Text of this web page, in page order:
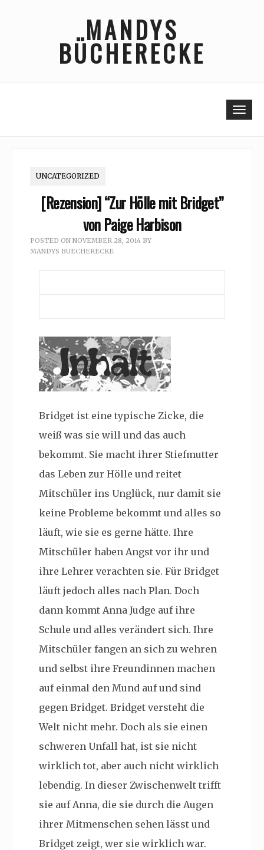
MANDYS
BÜCHERECKE
UNCATEGORIZED
[Rezension] “Zur Hölle mit Bridget”
von Paige Harbison
POSTED ON NOVEMBER 28, 2014 BY
MANDYS BUECHERECKE
Bridget ist eine typische Zicke, die
weiß was sie will und das auch
bekommt. Sie macht ihrer Stiefmutter
das Leben zur Hölle und reitet
Mitschüler ins Unglück, nur damit sie
keine Probleme bekommt und alles so
läuft, wie sie es gerne hätte. Ihre
Mitschüler haben Angst vor ihr und
ihre Lehrer verachten sie. Für Bridget
läuft jedoch alles nach Plan. Doch
dann kommt Anna Judge auf ihre
Schule und alles verändert sich. Ihre
Mitschüler fangen an sich zu wehren
und selbst ihre Freundinnen machen
auf einmal den Mund auf und sind
gegen Bridget. Bridget versteht die
Welt nicht mehr. Doch als sie einen
schweren Unfall hat, ist sie nicht
wirklich tot, aber auch nicht wirklich
lebendig. In dieser Zwischenwelt trifft
sie auf Anna, die sie durch die Augen
ihrer Mitmenschen sehen lässt und
Bridget zeigt, wer sie wirklich war.